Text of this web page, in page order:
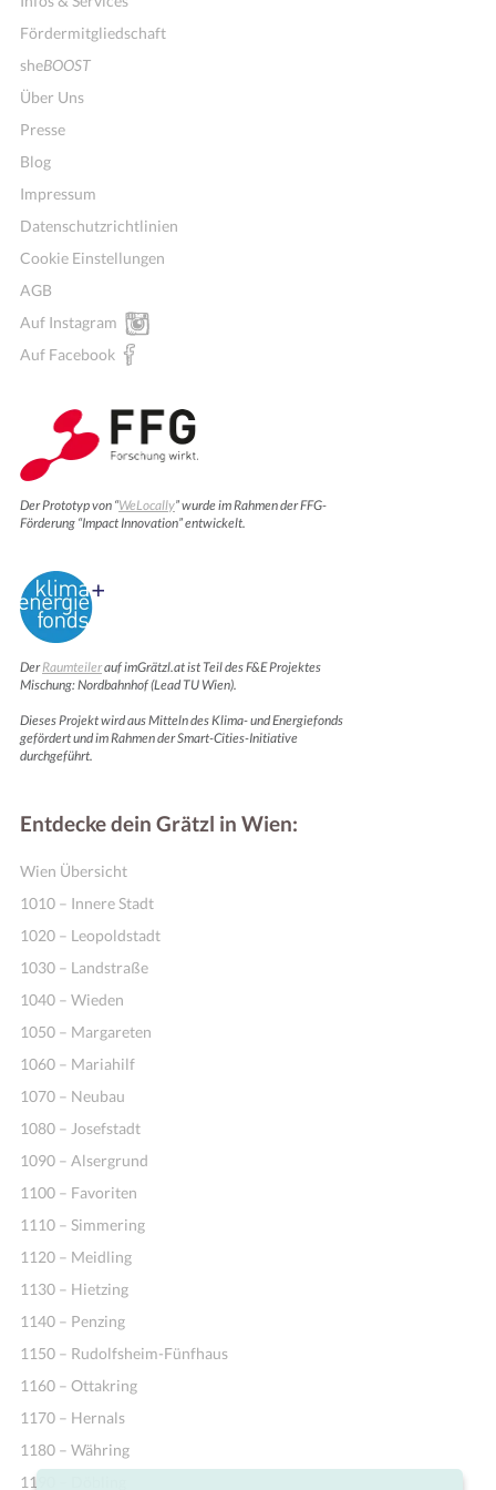
Fördermitgliedschaft
sheBOOST
Über Uns
Presse
Blog
Impressum
Datenschutzrichtlinien
Cookie Einstellungen
AGB
Auf Instagram
Auf Facebook
Der Prototyp von “WeLocally” wurde im Rahmen der FFG-
Förderung “Impact Innovation” entwickelt.
DerRaumteilerauf imGrätzl.at ist Teil des F&E Projektes
Mischung: Nordbahnhof (Lead TU Wien).
Dieses Projekt wird aus Mitteln des Klima- und Energiefonds
gefördert und im Rahmen der Smart-Cities-Initiative
durchgeführt.
Entdecke dein Grätzl in Wien:
Wien Übersicht
1010 – Innere Stadt
1020 – Leopoldstadt
1030 – Landstraße
1040 – Wieden
1050 – Margareten
1060 – Mariahilf
1070 – Neubau
1080 – Josefstadt
1090 – Alsergrund
1100 – Favoriten
1110 – Simmering
1120 – Meidling
1130 – Hietzing
1140 – Penzing
1150 – Rudolfsheim-Fünfhaus
1160 – Ottakring
1170 – Hernals
1180 – Währing
1190 – Döbling